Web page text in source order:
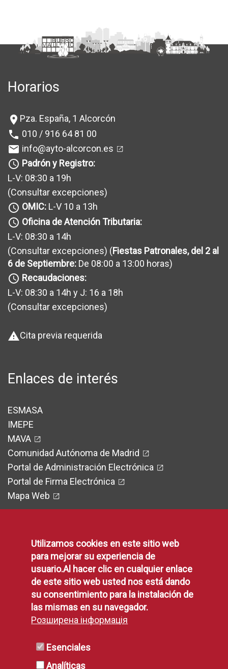
Horarios
location_on Pza. España, 1 Alcorcón
phone 010 / 916 64 81 00
mail info@ayto-alcorcon.es
query_builder Padrón y Registro:
L-V: 08:30 a 19h
(Consultar excepciones)
query_builder OMIC: L-V 10 a 13h
query_builder Oficina de Atención Tributaria:
L-V: 08:30 a 14h
(Consultar excepciones) (Fiestas Patronales, del 2 al
6 de Septiembre: De 08:00 a 13:00 horas)
query_builder Recaudaciones:
L-V: 08:30 a 14h y J: 16 a 18h
(Consultar excepciones)
warningCita previa requerida
Enlaces de interés
ESMASA
IMEPE
MAVA
Comunidad Autónoma de Madrid
Portal de Administración Electrónica
Portal de Firma Electrónica
Mapa Web
Legal
Protección de Datos
Política de Privacidad
Aviso Legal
Disponibilidad
Declaración de Accesibilidad
Política de Cookies
Utilizamos cookies en este sitio web
para mejorar su experiencia de
usuario.Al hacer clic en cualquier enlace
de este sitio web usted nos está dando
su consentimiento para la instalación de
las mismas en su navegador.
Розширена інформація
Esenciales
Analíticas